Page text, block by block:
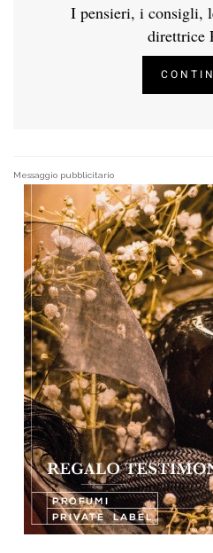
I pensieri, i consigli,
direttrice
Messaggio pubblicitario